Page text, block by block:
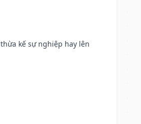
kế sự nghiệp hay lên